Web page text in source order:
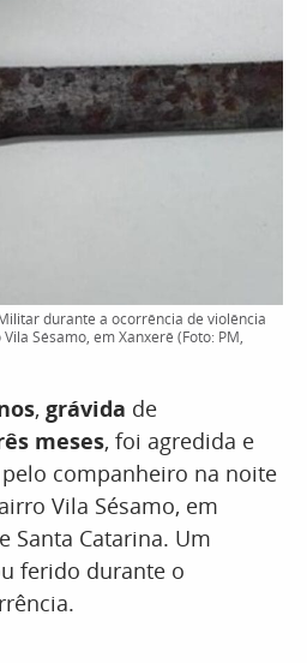
durante a ocorrência de violência
Sésamo, em Xanxerê (Foto: PM,
, grávida de
meses, foi agredida e
companheiro na noite
Vila Sésamo, em
Santa Catarina. Um
ferido durante o